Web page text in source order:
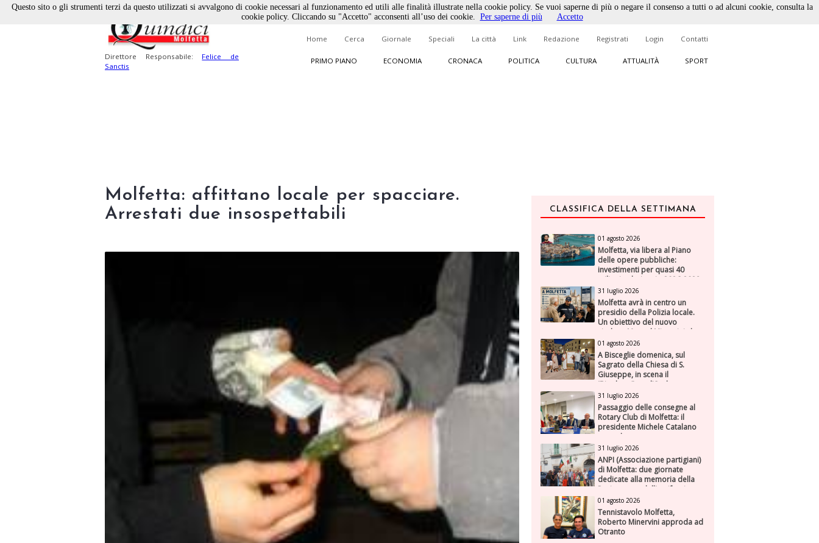
Direttore Responsabile: Felice de
Sanctis
Home Cerca Giornale Speciali La città Link Redazione Registrati Login Contatti
PRIMO PIANO ECONOMIA CRONACA POLITICA CULTURA ATTUALITÀ SPORT
Molfetta: affittano locale per spacciare.
Arrestati due insospettabili
CLASSIFICA DELLA SETTIMANA
01 agosto 2026
Molfetta, via libera al Piano
delle opere pubbliche:
investimenti per quasi 40
milioni nel triennio 2026-2028
31 luglio 2026
Molfetta avrà in centro un
presidio della Polizia locale.
Un obiettivo del nuovo
sindaco Manuel Minervini che
diviene realtà, con la speranza
di maggiore efficienza e
presenza sul territorio
01 agosto 2026
A Bisceglie domenica, sul
Sagrato della Chiesa di S.
Giuseppe, in scena il
“Rigoletto” con l’Orchestra
Sinfonica Federiciana
31 luglio 2026
Passaggio delle consegne al
Rotary Club di Molfetta: il
presidente Michele Catalano
succede a se stesso
31 luglio 2026
ANPI (Associazione partigiani)
di Molfetta: due giornate
dedicate alla memoria della
Resistenza e dell'antifascismo
01 agosto 2026
Tennistavolo Molfetta,
Roberto Minervini approda ad
Otranto
Questo sito o gli strumenti terzi da questo utilizzati si avvalgono di cookie necessari al funzionamento ed utili alle finalità illustrate nella cookie policy. Se vuoi saperne di più o negare il consenso a tutti o ad alcuni cookie, consulta la
cookie policy. Cliccando su "Accetto" acconsenti all’uso dei cookie. Per saperne di più Accetto